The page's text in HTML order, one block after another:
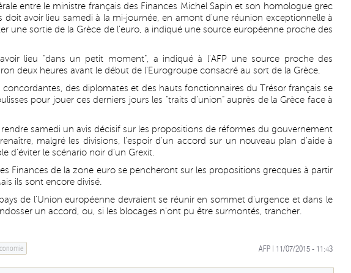
entre le ministre français des Finances Michel Sapin et son homologue grec
doit avoir lieu samedi à la mi-journée, en amont d'une réunion exceptionnelle à
une sortie de la Grèce de l'euro, a indiqué une source européenne proche des
lieu "dans un petit moment", a indiqué à l'AFP une source proche des
deux heures avant le début de l'Eurogroupe consacré au sort de la Grèce.
concordantes, des diplomates et des hauts fonctionnaires du Trésor français se
pour jouer ces derniers jours les "traits d'union" auprès de la Grèce face à
rendre samedi un avis décisif sur les propositions de réformes du gouvernement
malgré les divisions, l'espoir d'un accord sur un nouveau plan d'aide à
d'éviter le scénario noir d'un Grexit.
Finances de la zone euro se pencheront sur les propositions grecques à partir
ils sont encore divisé.
de l'Union européenne devraient se réunir en sommet d'urgence et dans le
un accord, ou, si les blocages n'ont pu être surmontés, trancher.
AFP | 11/07/2015 - 11:43